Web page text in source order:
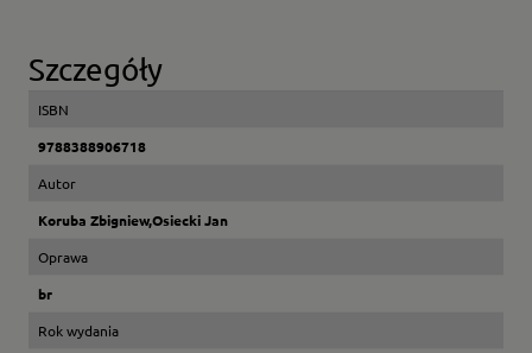
Szczegóły
ISBN
9788388906718
Autor
Koruba Zbigniew,Osiecki Jan
Oprawa
br
Rok wydania